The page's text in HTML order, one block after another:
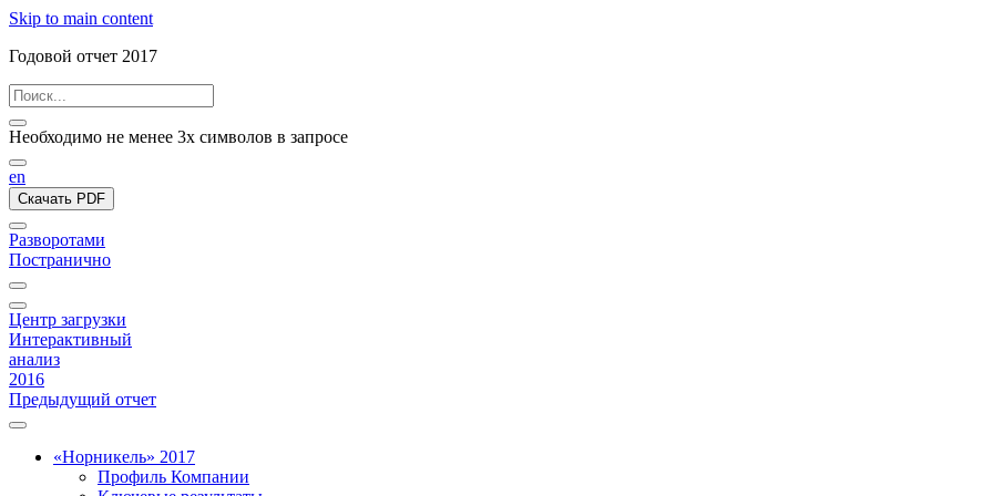
Skip to main content
Годовой отчет 2017
Необходимо не менее 3х символов в запросе
en
Скачать PDF
Разворотами
Постранично
Центр загрузки
Интерактивный
анализ
2016
Предыдущий отчет
«Норникель» 2017
Профиль Компании